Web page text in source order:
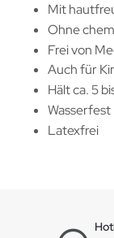
Mit
Ohne
Frei von
Auch für
Hält ca. 5
Wasserfest
Latexfrei